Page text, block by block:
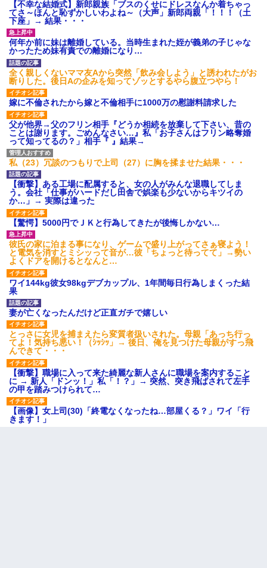
私「初めて飲む味だけどなん
のお茶？」彼「ちっ！」私「」
【GIF】JSのカンチョーワロ
タ
後続車にクラクションを鳴ら
され彼氏が逆切れ。「何クラク
ション鳴らしてんだ！降りてこ
いよ！」と怒鳴りだし...
【衝撃】報酬100万円超の治験
募集がこちらｗｗｗｗｗ(※画像
あり)
【ネット騒然】惨殺されたタ
ワマン頂き女子のこの動画、す
げえええええｗｗｗｗｗｗｗｗ
ｗｗｗ
【愕然】白のクラウン俺氏、
高速道路左車線を制限速度で走
った結果wwwwwwwwwwww
百年の恋12-899 食べた量を
張り合ってくる
【悲報】佐藤輝明・・・２軍
でも盛大にやらかす←あまり悲
しませないでくれ
【不幸な結婚式】新郎親族「ブスのくせにドレスなんか着ちゃっ
てさ～ほんと恥ずかしいわよね～（大声」新郎両親「！！！（土
下座」→ 結果・・・
何年か前に妹は離婚している。当時生まれた姪が義弟の子じゃな
かったため妹有責での離婚になり…
全く親しくないママ友Aから突然「飲み会しよう」と誘われたがお
断りした。後日Aの企みを知ってゾッとするやら腹立つやら！
嫁に不倫されたから嫁と不倫相手に1000万の慰謝料請求した
父が他界→父のフリン相手『どうか相続を放棄して下さい、昔の
ことは謝ります。ごめんなさい…』私「お子さんはフリン略奪婚
って知ってるの？」相手『 』結果→
私（23）冗談のつもりで上司（27）に胸を揉ませた結果・・・
【衝撃】ある工場に配属すると、女の人がみんな退職してしま
う。会社「仕事がハードだし田舎で娯楽も少ないからキツイの
か…」→ 実際は違った
【驚愕】5000円でＪＫと行為してきたが後悔しかない…
彼氏の家に泊まる事になり、ゲームで盛り上がってさぁ寝よう！
と電気を消すとミシッって音が…彼「ちょっと待ってて」→勢い
よくドアを開けるとなんと…
ワイ144kg彼女98kgデブカップル、1年間毎日行為しまくった結
果
妻が亡くなったんだけど正直ガチで嬉しい
とっさに女児を捕まえたら変質者扱いされた。母親「あっち行っ
てよ！気持ち悪い！（ｼｯｼｯ」→ 後日、俺を見つけた母親がすっ飛
んできて・・・
【衝撃】職場に入って来た綺麗な新人さんに職場を案内すること
に → 新人「ドンッ！」私「！？」→ 突然、突き飛ばされて左手
の甲を踏みつけられて…
【画像】女上司(30)「終電なくなったね…部屋くる？」ワイ「行
きます！」